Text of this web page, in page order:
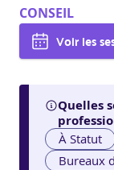
CONSEIL
Voir les
Quelles
À Statut
Bureaux